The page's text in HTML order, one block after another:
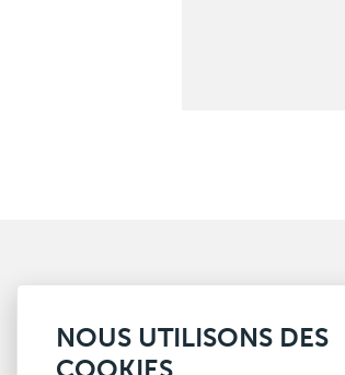
NOUS UTILISONS DES